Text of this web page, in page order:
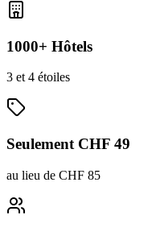
1000+ Hôtels
3 et 4 étoiles
Seulement CHF 49
au lieu de CHF 85